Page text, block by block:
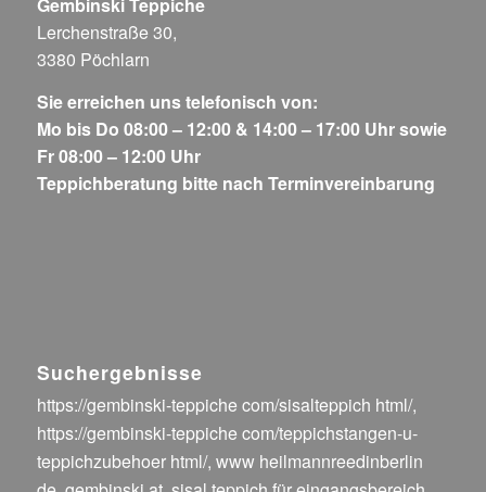
Gembinski Teppiche
Lerchenstraße 30,
3380 Pöchlarn
Sie erreichen uns telefonisch von:
Mo bis Do 08:00 – 12:00 & 14:00 – 17:00 Uhr sowie
Fr 08:00 – 12:00 Uhr
Teppichberatung bitte nach Terminvereinbarung
Suchergebnisse
https://gembinski-teppiche com/sisalteppich html/,
https://gembinski-teppiche com/teppichstangen-u-
teppichzubehoer html/, www heilmannreedinberlin